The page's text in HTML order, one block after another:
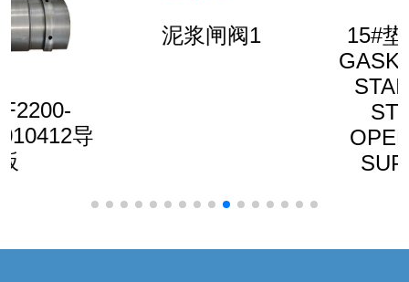
泥浆闸阀1
15#垫环RING
GASKET RX24
STAINLESS
OPERATING